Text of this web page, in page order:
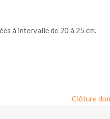
à intervalle de 20 à 25 cm.
Clôture